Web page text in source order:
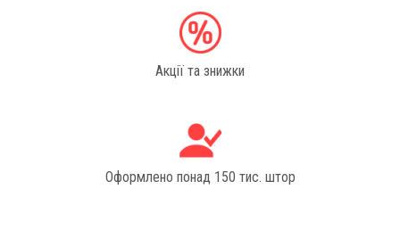
Акції та знижки
Оформлено понад 150 тис. штор